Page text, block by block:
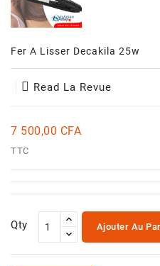
Véhicules
Et
Jouets
Beauté
Fer A Lisser Decakila 25w
Read La Revue
7 500,00 CFA
TTC
Qty Ajouter Au